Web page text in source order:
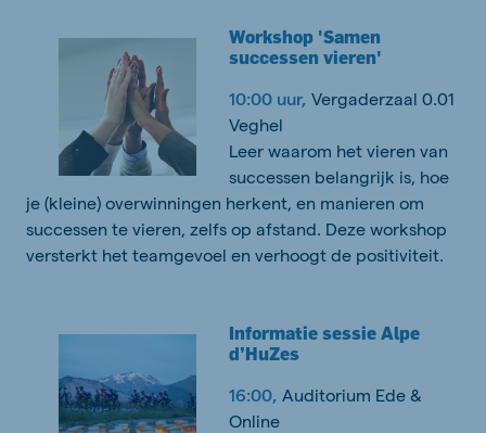
Workshop 'Samen
successen vieren'
10:00 uur, Vergaderzaal 0.01
Veghel
Leer waarom het vieren van
successen belangrijk is, hoe
je (kleine) overwinningen herkent, en manieren om
successen te vieren, zelfs op afstand. Deze workshop
versterkt het teamgevoel en verhoogt de positiviteit.
Informatie sessie Alpe
d’HuZes
16:00, Auditorium Ede &
Online